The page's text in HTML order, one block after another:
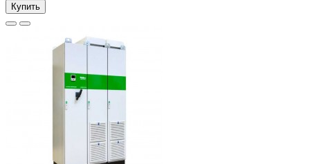
Купить